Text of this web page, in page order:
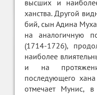
высших и
ханства. Другой
бий, сын Адина
на аналогичную
(1714-1726),
наиболее
и на
последующего
отмечает Мунис,